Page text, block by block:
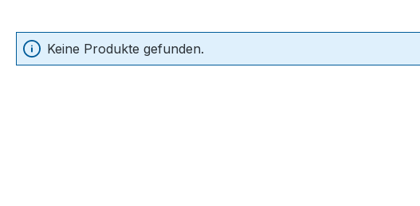
Keine Produkte gefunden.